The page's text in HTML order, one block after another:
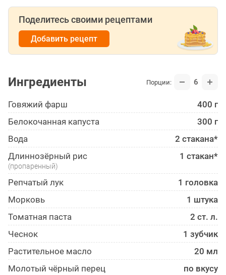
Поделитесь своими рецептами
Добавить рецепт
Ингредиенты Порции: 6
Говяжий фарш
400 г
Белокоча­нная капуста
300 г
Вода
2 стакана*
Длиннозёрный рис
1 стакан*
(пропаренный)
Репчатый лук
1 головка
Морковь
1 штука
Томатная паста
2 ст. л.
Чеснок
1 зубчик
Растительное масло
20 мл
Молотый чёрный перец
по вкусу